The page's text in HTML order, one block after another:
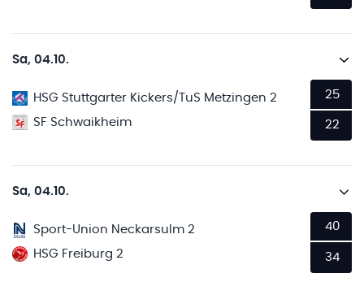
Sa, 04.10.
HSG Stuttgarter Kickers/TuS Metzingen 2
SF Schwaikheim
25
22
Sa, 04.10.
Sport-Union Neckarsulm 2
HSG Freiburg 2
40
34